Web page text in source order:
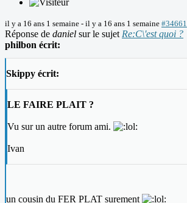
il y a 16 ans 1 semaine - il y a 16 ans 1 semaine #34661
Réponse de daniel sur le sujet Re:C\'est quoi ?
philbon écrit:
Skippy écrit:
LE FAIRE PLAIT ?
Vu sur un autre forum ami.
Ivan
un cousin du FER PLAT surement